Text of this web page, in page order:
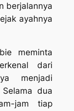
berjalannya
ayahnya
meminta
dari
menjadi
dua
jam tiap